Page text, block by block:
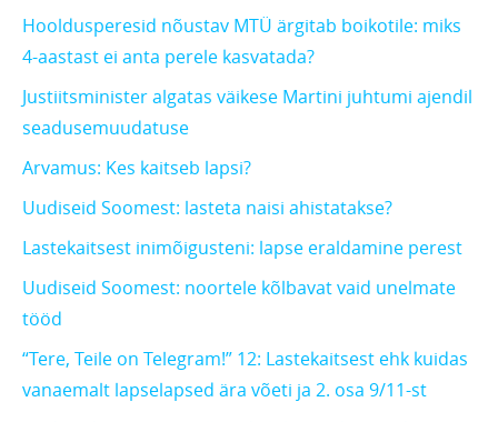
Hooldusperesid nõustav MTÜ ärgitab boikotile: miks
4-aastast ei anta perele kasvatada?
Justiitsminister algatas väikese Martini juhtumi ajendil
seadusemuudatuse
Arvamus: Kes kaitseb lapsi?
Uudiseid Soomest: lasteta naisi ahistatakse?
Lastekaitsest inimõigusteni: lapse eraldamine perest
Uudiseid Soomest: noortele kõlbavat vaid unelmate
tööd
“Tere, Teile on Telegram!” 12: Lastekaitsest ehk kuidas
vanaemalt lapselapsed ära võeti ja 2. osa 9/11-st